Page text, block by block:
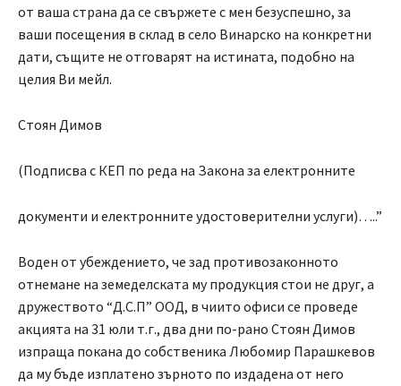
от ваша страна да се свържете с мен безуспешно, за
ваши посещения в склад в село Винарско на конкретни
дати, същите не отговарят на истината, подобно на
целия Ви мейл.
Стоян Димов
(Подписва с КЕП по реда на Закона за електронните
документи и електронните удостоверителни услуги)…..”
Воден от убеждението, че зад противозаконното
отнемане на земеделската му продукция стои не друг, а
дружеството “Д.С.П” ООД, в чиито офиси се проведе
акцията на 31 юли т.г., два дни по-рано Стоян Димов
изпраща покана до собственика Любомир Парашкевов
да му бъде изплатено зърното по издадена от него